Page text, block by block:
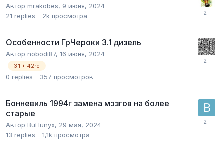
Автор mrakobes, 9 июня, 2024
21 replies 2k просмотра
Особенности ГрЧероки 3.1 дизель
Автор nobodi87, 16 июня, 2024
3.1 + 42re
0 replies 357 просмотров
Бонневиль 1994г замена мозгов на более
старые
Автор BuHunyx, 29 мая, 2024
13 replies 1,1k просмотра